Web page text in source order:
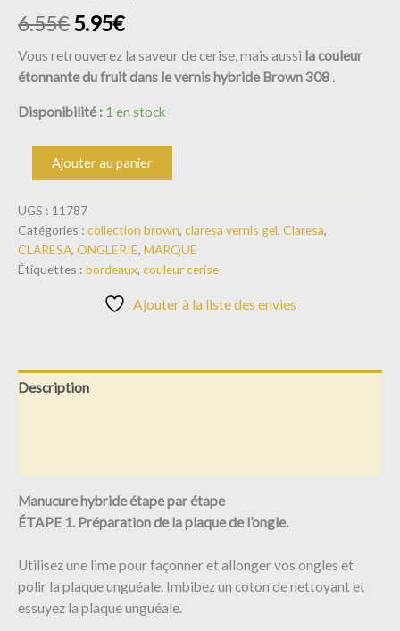
6.55€5.95€
Vous retrouverez la saveur de cerise, mais aussi la couleur
étonnante du fruit dans le vernis hybride Brown 308
Disponibilité : 1 en stock
Ajouter au panier
UGS : 11787
Catégories : collection brown, claresa vernis gel, Claresa,
CLARESA, ONGLERIE, MARQUE
Étiquettes : bordeaux, couleur cerise
Ajouter à la liste des envies
Description
Manucure hybride étape par étape
ÉTAPE 1. Préparation de la plaque de l’ongle.
Utilisez une lime pour façonner et allonger vos ongles et
polir la plaque unguéale. Imbibez un coton de nettoyant et
essuyez la plaque unguéale.